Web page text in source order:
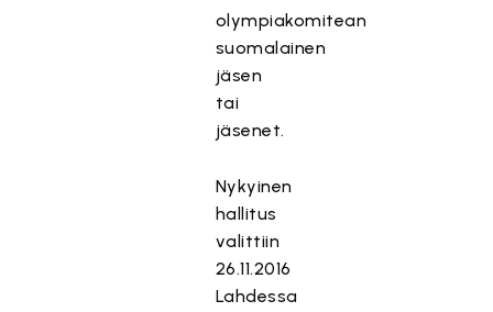
olympiakomitean
suomalainen
jäsen
tai
jäsenet.
Nykyinen
hallitus
valittiin
26.11.2016
Lahdessa